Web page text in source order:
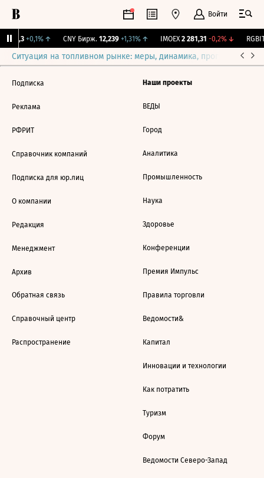
Войти
115,3 +0,1%↑ CNY Бирж. 12,239 +1,31%↑ IMOEX 2 281,31 -0,2%↓
Ситуация на топливном рынке: меры, динамика, прогнозы
Подписка
Реклама
РФРИТ
Справочник компаний
Подписка для юр.лиц
О компании
Редакция
Менеджмент
Архив
Обратная связь
Справочный центр
Распространение
Наши проекты
ВЕДЫ
Город
Аналитика
Промышленность
Наука
Здоровье
Конференции
Премия Импульс
Правила торговли
Ведомости&
Капитал
Инновации и технологии
Как потратить
Туризм
Форум
Ведомости Северо-Запад